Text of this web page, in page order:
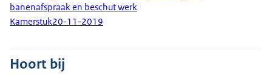
banenafspraak en beschut werk
Kamerstuk20-11-2019
Hoort bij